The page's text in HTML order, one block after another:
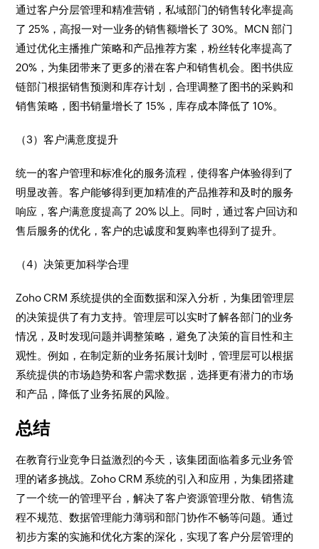
通过客户分层管理和精准营销，私域部门的销售转化率提高
了 25%，高报一对一业务的销售额增长了 30%。MCN 部门
通过优化主播推广策略和产品推荐方案，粉丝转化率提高了
20%，为集团带来了更多的潜在客户和销售机会。图书供应
链部门根据销售预测和库存计划，合理调整了图书的采购和
销售策略，图书销量增长了 15%，库存成本降低了 10%。​
（3）客户满意度提升​
统一的客户管理和标准化的服务流程，使得客户体验得到了
明显改善。客户能够得到更加精准的产品推荐和及时的服务
响应，客户满意度提高了 20% 以上。同时，通过客户回访和
售后服务的优化，客户的忠诚度和复购率也得到了提升。​
（4）决策更加科学合理​
Zoho CRM 系统提供的全面数据和深入分析，为集团管理层
的决策提供了有力支持。管理层可以实时了解各部门的业务
情况，及时发现问题并调整策略，避免了决策的盲目性和主
观性。例如，在制定新的业务拓展计划时，管理层可以根据
系统提供的市场趋势和客户需求数据，选择更有潜力的市场
和产品，降低了业务拓展的风险。​
总结​
在教育行业竞争日益激烈的今天，该集团面临着多元业务管
理的诸多挑战。Zoho CRM 系统的引入和应用，为集团搭建
了一个统一的管理平台，解决了客户资源管理分散、销售流
程不规范、数据管理能力薄弱和部门协作不畅等问题。通过
初步方案的实施和优化方案的深化，实现了客户分层管理的